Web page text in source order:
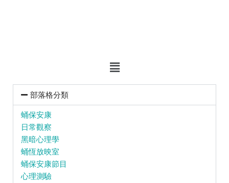
部落格分類
蛹保安康
日常觀察
黑暗心理學
蛹恆放映室
蛹保安康節目
心理測驗